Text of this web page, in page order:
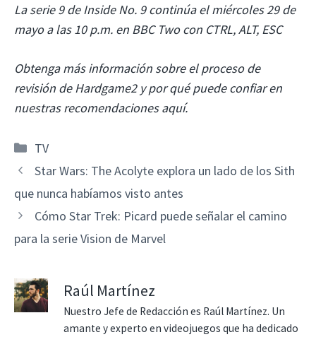
La serie 9 de Inside No. 9 continúa el miércoles 29 de
mayo a las 10 p.m. en BBC Two con CTRL, ALT, ESC
Obtenga más información sobre el proceso de
revisión de Hardgame2 y por qué puede confiar en
nuestras recomendaciones aquí.
Categorías
TV
Star Wars: The Acolyte explora un lado de los Sith
que nunca habíamos visto antes
Cómo Star Trek: Picard puede señalar el camino
para la serie Vision de Marvel
Raúl Martínez
Nuestro Jefe de Redacción es Raúl Martínez. Un
amante y experto en videojuegos que ha dedicado